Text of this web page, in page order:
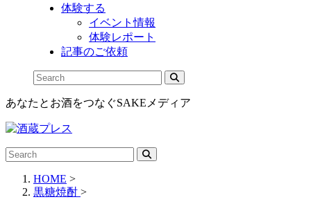
体験する
イベント情報
体験レポート
記事のご依頼
あなたとお酒をつなぐSAKEメディア
HOME >
黒糖焼酎 >